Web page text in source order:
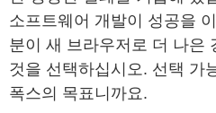
소프트웨어 개발이 성공을
분이 새 브라우저로 더 나은
것을 선택하십시오. 선택 가
폭스의 목표니까요.